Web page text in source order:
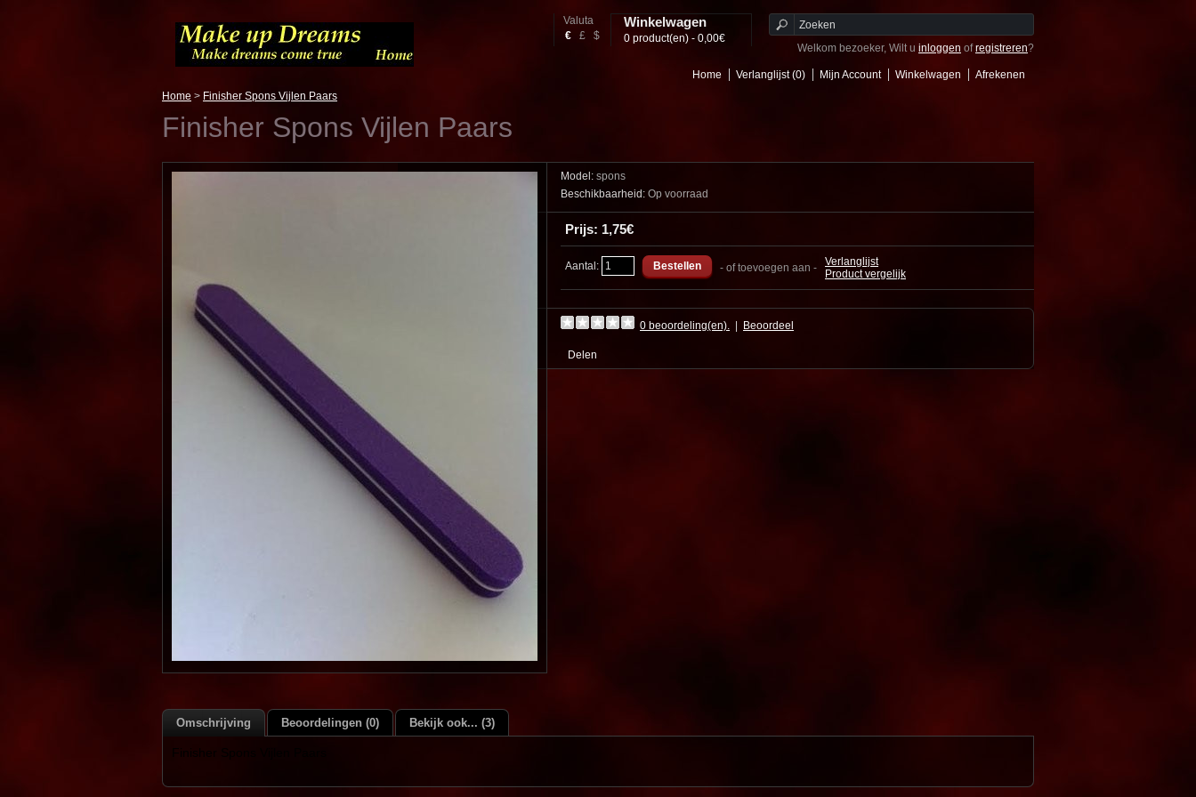
Valuta
€
£ $
Winkelwagen
0 product(en) - 0,00€
Welkom bezoeker, Wilt u inloggen ofregistreren?
Home Verlanglijst (0) Mijn Account Winkelwagen
Afrekenen
Home > Finisher Spons Vijlen Paars
Finisher Spons Vijlen Paars
Model: spons
Beschikbaarheid: Op voorraad
Prijs: 1,75€
Aantal: - of toevoegen aan - Verlanglijst
Product vergelijk
0 beoordeling(en). Beoordeel
Delen
Omschrijving Beoordelingen (0) Bekijk ook... (3)
Finisher Spons Vijlen Paars